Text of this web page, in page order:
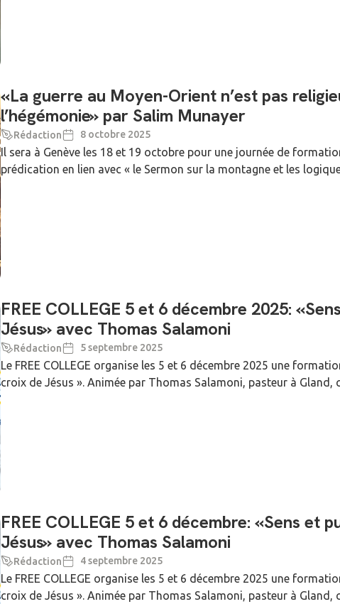
«La guerre au Moyen-Orient n’est pas
l’hégémonie» par Salim Munayer
Rédaction 8 octobre 2025
Il sera à Genève les 18 et 19 octobre pour une journée de
prédication en lien avec « le Sermon sur la montagne et les
FREE COLLEGE 5 et 6 décembre 2025:
Jésus» avec Thomas Salamoni
Rédaction 5 septembre 2025
Le FREE COLLEGE organise les 5 et 6 décembre 2025 une
croix de Jésus ». Animée par Thomas Salamoni, pasteur à Gland,
FREE COLLEGE 5 et 6 décembre: «Sens et
Jésus» avec Thomas Salamoni
Rédaction 4 septembre 2025
Le FREE COLLEGE organise les 5 et 6 décembre 2025 une
croix de Jésus ». Animée par Thomas Salamoni, pasteur à Gland,